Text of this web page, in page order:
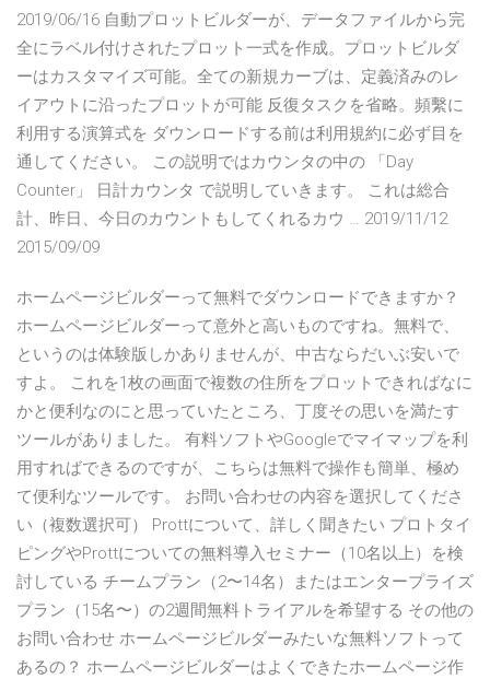
2019/06/16 自動プロットビルダーが、データファイルから完
全にラベル付けされたプロット一式を作成。プロットビルダ
ーはカスタマイズ可能。全ての新規カーブは、定義済みのレ
イアウトに沿ったプロットが可能 反復タスクを省略。頻繫に
利用する演算式を ダウンロードする前は利用規約に必ず目を
通してください。 この説明ではカウンタの中の 「Day
Counter」 日計カウンタ で説明していきます。 これは総合
計、昨日、今日のカウントもしてくれるカウ … 2019/11/12
2015/09/09
ホームページビルダーって無料でダウンロードできますか？
ホームページビルダーって意外と高いものですね。無料で、
というのは体験版しかありませんが、中古ならだいぶ安いで
すよ。 これを1枚の画面で複数の住所をプロットできればなに
かと便利なのにと思っていたところ、丁度その思いを満たす
ツールがありました。 有料ソフトやGoogleでマイマップを利
用すればできるのですが、こちらは無料で操作も簡単、極め
て便利なツールです。 お問い合わせの内容を選択してくださ
い（複数選択可） Prottについて、詳しく聞きたい プロトタイ
ピングやProttについての無料導入セミナー（10名以上）を検
討している チームプラン（2〜14名）またはエンタープライズ
プラン（15名〜）の2週間無料トライアルを希望する その他の
お問い合わせ ホームページビルダーみたいな無料ソフトって
あるの？ ホームページビルダーはよくできたホームページ作